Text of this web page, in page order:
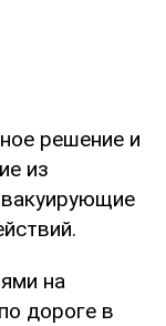
решение и
из
на
дороге в